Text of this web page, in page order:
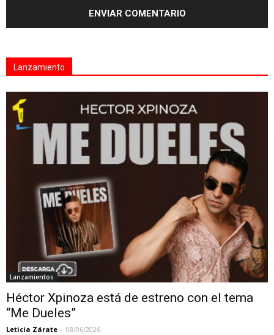
Lanzamiento
Lanzamientos
Héctor Xpinoza está de estreno con el tema
“Me Dueles”
Leticia Zárate - 08/06/2026